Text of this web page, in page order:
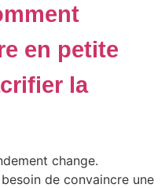
en petite
la
change.
besoin de convaincre une